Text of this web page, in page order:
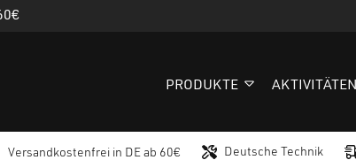
PRODUKTE AKTIVITÄTEN
Versandkostenfrei in DE ab 60€ Deutsche Technik